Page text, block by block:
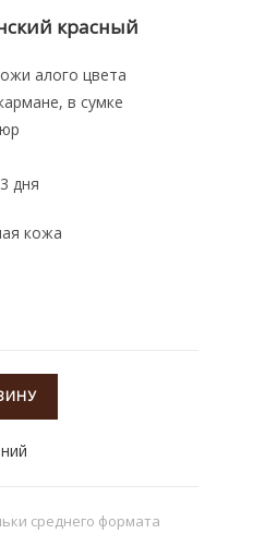
красный
алого цвета
в сумке
дня
кожа
среднего формата